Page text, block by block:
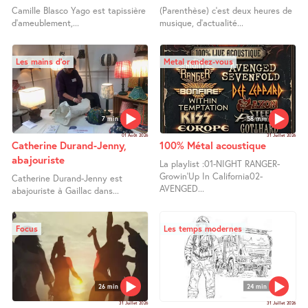
Camille Blasco Yago est tapissière
d’ameublement,...
(Parenthèse) c’est deux heures de
musique, d’actualité...
7 min
Les mains d’or
01 Août 2026
Catherine Durand-Jenny,
abajouriste
Catherine Durand-Jenny est
abajouriste à Gaillac dans...
58 min
Metal rendez-vous
31 Juillet 2026
100% Métal acoustique
La playlist :01-NIGHT RANGER-
Growin’Up In California02-
AVENGED...
26 min
Focus
31 Juillet 2026
24 min
Les temps modernes
31 Juillet 2026